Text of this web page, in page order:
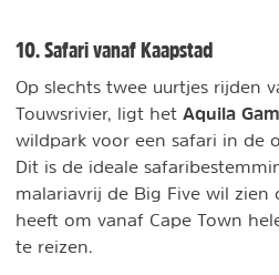
10. Safari vanaf Kaapstad
Op slechts twee uurtjes rijden
Touwsrivier, ligt het Aquila
wildpark voor een safari in de
Dit is de ideale
malariavrij de Big Five wil
heeft om vanaf Cape Town
te reizen.